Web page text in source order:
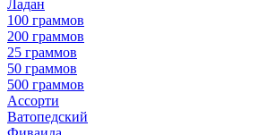
Ладан
100 граммов
200 граммов
25 граммов
50 граммов
500 граммов
Ассорти
Ватопедский